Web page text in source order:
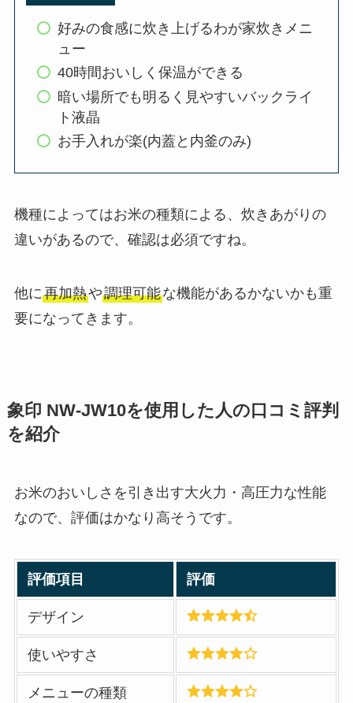
好みの食感に炊き上げるわが家炊きメニ
ュー
40時間おいしく保温ができる
暗い場所でも明るく見やすいバックライ
ト液晶
お手入れが楽(内蓋と内釜のみ)
機種によってはお米の種類による、炊きあがりの
違いがあるので、確認は必須ですね。
他に再加熱や調理可能な機能があるかないかも重
要になってきます。
象印 NW-JW10を使用した人の口コミ評判
を紹介
お米のおいしさを引き出す大火力・高圧力な性能
なので、評価はかなり高そうです。
評価項目 評価
デザイン
使いやすさ
メニューの種類